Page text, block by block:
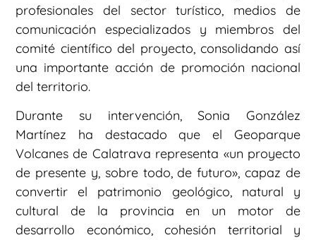
profesionales del sector turístico, medios de
comunicación especializados y miembros del
comité científico del proyecto, consolidando así
una importante acción de promoción nacional
del territorio.
Durante su intervención, Sonia González
Martínez ha destacado que el Geoparque
Volcanes de Calatrava representa «un proyecto
de presente y, sobre todo, de futuro», capaz de
convertir el patrimonio geológico, natural y
cultural de la provincia en un motor de
desarrollo económico, cohesión territorial y